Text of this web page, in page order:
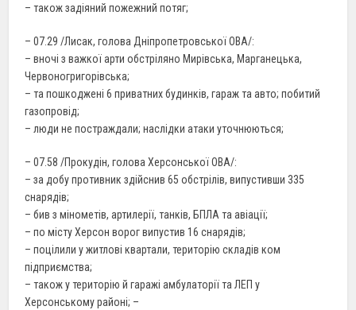
– також задіяний пожежний потяг;
– 07.29 /Лисак, голова Дніпропетровської ОВА/:
– вночі з важкої арти обстріляно Мирівська, Марганецька,
Червоногригорівська;
– та пошкоджені 6 приватних будинків, гараж та авто; побитий
газопровід;
– люди не постраждали; наслідки атаки уточнюються;
– 07.58 /Прокудін, голова Херсонської ОВА/:
– за добу противник здійснив 65 обстрілів, випустивши 335
снарядів;
– бив з мінометів, артилерії, танків, БПЛА та авіації;
– по місту Херсон ворог випустив 16 снарядів;
– поцілили у житлові квартали, територію складів ком
підприємства;
– також у територію й гаражі амбулаторії та ЛЕП у
Херсонському районі; –